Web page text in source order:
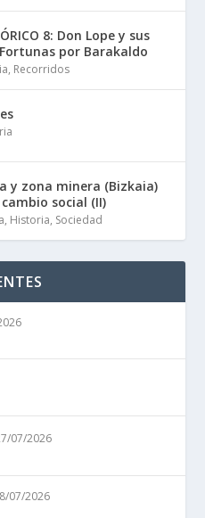
8: Don Lope y sus
por Barakaldo
, Recorridos
y zona minera (Bizkaia)
social (II)
, Historia, Sociedad
07/2026
07/2026